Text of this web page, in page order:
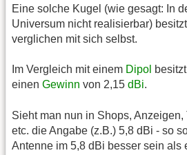
Eine solche Kugel (wie gesagt: In
Universum nicht realisierbar)
verglichen mit sich selbst.
Im Vergleich mit einem Dipol
einen Gewinn von 2,15 dBi.
Sieht man nun in Shops,
etc. die Angabe (z.B.) 5,8 dBi - so
Antenne im 5,8 dBi besser sein als